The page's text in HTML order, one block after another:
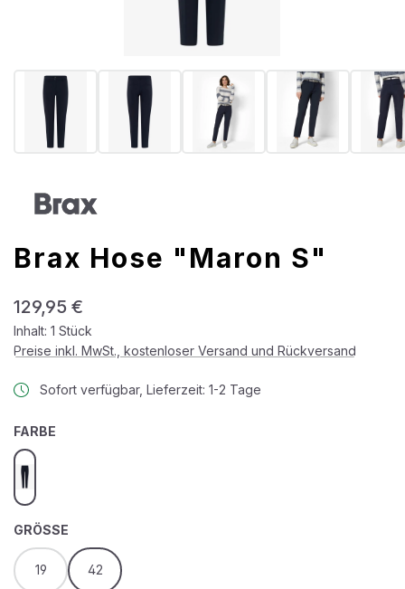
Brax Hose "Maron S"
Regulärer Preis:
129,95 €
Inhalt: 1 Stück
Preise inkl. MwSt., kostenloser Versand und Rückversand
Sofort verfügbar, Lieferzeit: 1-2 Tage
FARBE
navy
GRÖSSE
19 42